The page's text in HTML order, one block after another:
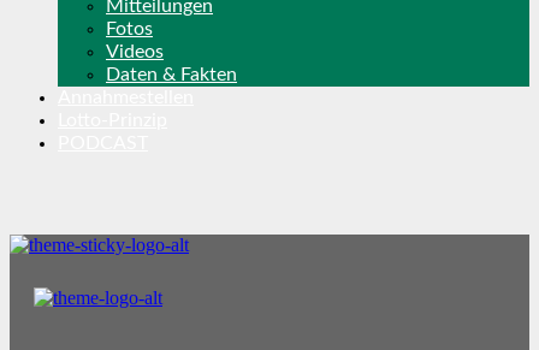
Mitteilungen
Fotos
Videos
Daten & Fakten